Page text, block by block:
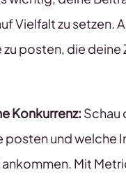
Vielfalt zu setzen.
zu posten, die
Konkurrenz: Schau
posten und welche
Mit